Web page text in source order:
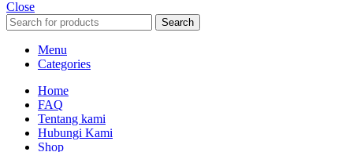
Close
Search
Menu
Categories
Home
FAQ
Tentang kami
Hubungi Kami
Shop